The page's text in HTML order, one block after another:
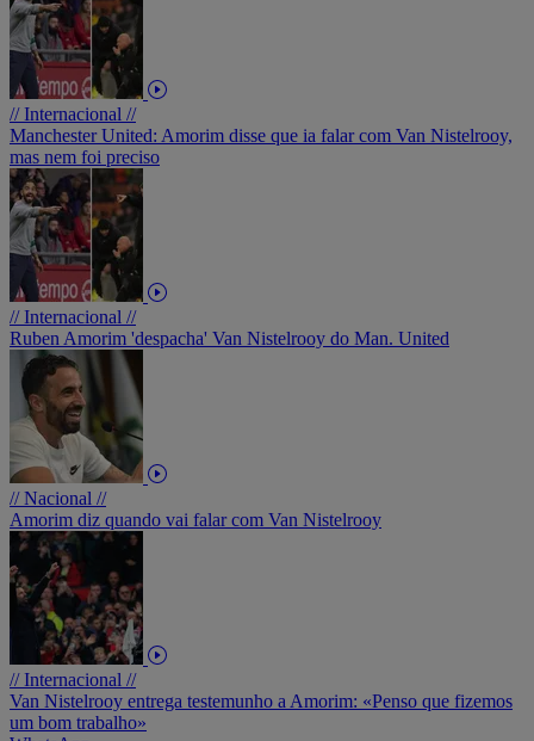
// Internacional //
Manchester United: Amorim disse que ia falar com Van Nistelrooy,
mas nem foi preciso
// Internacional //
Ruben Amorim 'despacha' Van Nistelrooy do Man. United
// Nacional //
Amorim diz quando vai falar com Van Nistelrooy
// Internacional //
Van Nistelrooy entrega testemunho a Amorim: «Penso que fizemos
um bom trabalho»